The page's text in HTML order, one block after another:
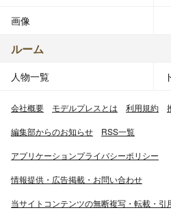
画像
ルーム
人物一覧
会社概要 モデルプレスとは 利用規約
編集部からのお知らせ RSS一覧
アプリケーションプライバシーポリシー
情報提供・広告掲載・お問い合わせ
当サイトコンテンツの無断複写・転載・引